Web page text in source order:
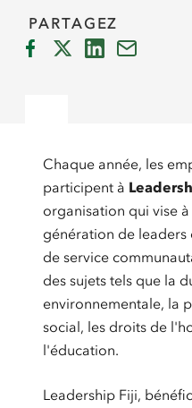
PARTAGEZ
Chaque année, les
participent à
organisation qui vise
génération de
de service
des sujets tels que la
environnementale, la
social, les droits de
l'éducation.
Leadership Fiji,